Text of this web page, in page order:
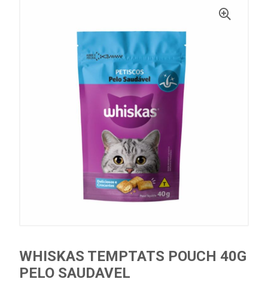
WHISKAS TEMPTATS POUCH 40G
PELO SAUDAVEL